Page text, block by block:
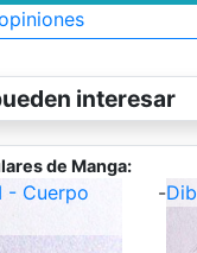
interesar
de Manga:
- Cuerpo
-